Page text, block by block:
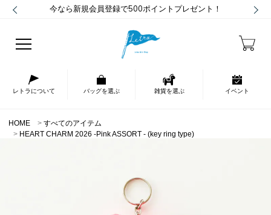
今なら新規会員登録で500ポイントプレゼント！
レトラについて バッグを選ぶ 雑貨を選ぶ イベント
HOME
すべてのアイテム
HEART CHARM 2026 -Pink ASSORT - (key ring type)